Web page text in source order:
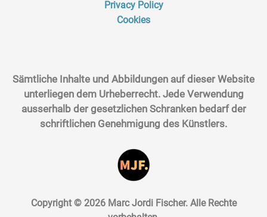
Privacy Policy
Cookies
Sämtliche Inhalte und Abbildungen auf dieser Website
unterliegen dem Urheberrecht. Jede Verwendung
ausserhalb der gesetzlichen Schranken bedarf der
schriftlichen Genehmigung des Künstlers.
Copyright © 2026 Marc Jordi Fischer. Alle Rechte